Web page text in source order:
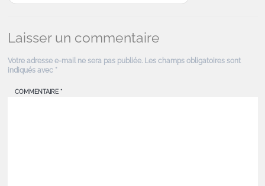
Laisser un commentaire
Votre adresse e-mail ne sera pas publiée. Les champs obligatoires sont
indiqués avec *
COMMENTAIRE *